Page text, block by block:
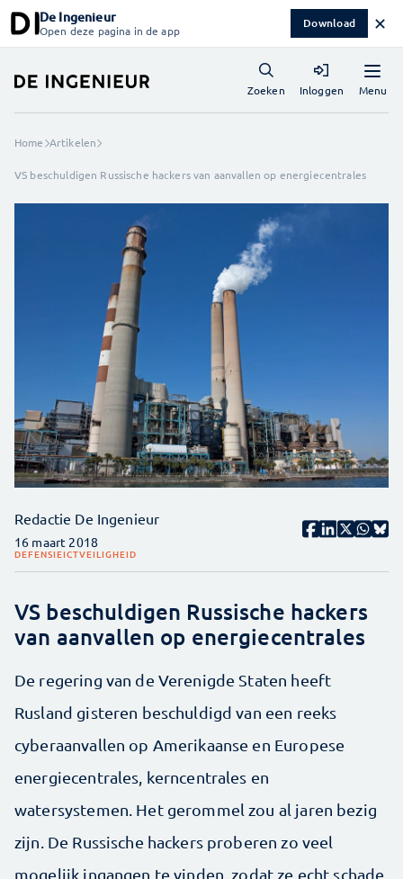
De Ingenieur
Open deze pagina in de app Download ✕
Menu
Zoeken Inloggen
Home Artikelen
VS beschuldigen Russische hackers van aanvallen op energiecentrales
Redactie De Ingenieur
16 maart 2018
DEFENSIEICTVEILIGHEID
VS beschuldigen Russische hackers
van aanvallen op energiecentrales
De regering van de Verenigde Staten heeft
Rusland gisteren beschuldigd van een reeks
cyberaanvallen op Amerikaanse en Europese
energiecentrales, kerncentrales en
watersystemen. Het gerommel zou al jaren bezig
zijn. De Russische hackers proberen zo veel
mogelijk ingangen te vinden, zodat ze echt schade